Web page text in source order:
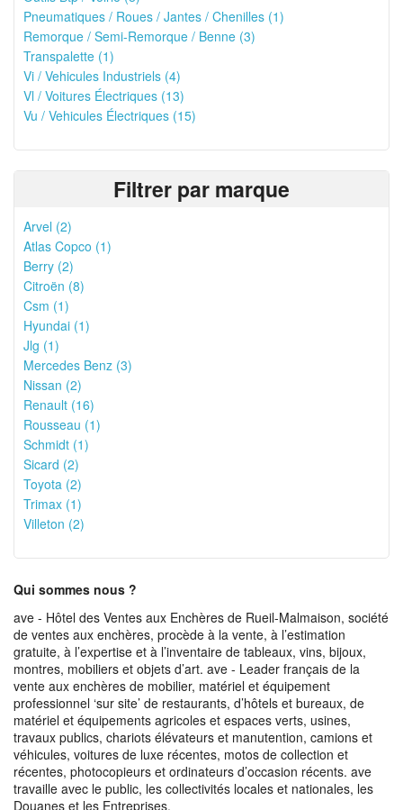
Pneumatiques / Roues / Jantes / Chenilles (1)
Remorque / Semi-Remorque / Benne (3)
Transpalette (1)
Vi / Vehicules Industriels (4)
Vl / Voitures Électriques (13)
Vu / Vehicules Électriques (15)
Filtrer par marque
Arvel (2)
Atlas Copco (1)
Berry (2)
Citroën (8)
Csm (1)
Hyundai (1)
Jlg (1)
Mercedes Benz (3)
Nissan (2)
Renault (16)
Rousseau (1)
Schmidt (1)
Sicard (2)
Toyota (2)
Trimax (1)
Villeton (2)
Qui sommes nous ?
ave - Hôtel des Ventes aux Enchères de Rueil-Malmaison, société
de ventes aux enchères, procède à la vente, à l’estimation
gratuite, à l’expertise et à l’inventaire de tableaux, vins, bijoux,
montres, mobiliers et objets d’art. ave - Leader français de la
vente aux enchères de mobilier, matériel et équipement
professionnel ‘sur site’ de restaurants, d’hôtels et bureaux, de
matériel et équipements agricoles et espaces verts, usines,
travaux publics, chariots élévateurs et manutention, camions et
véhicules, voitures de luxe récentes, motos de collection et
récentes, photocopieurs et ordinateurs d’occasion récents. ave
travaille avec le public, les collectivités locales et nationales, les
Douanes et les Entreprises.